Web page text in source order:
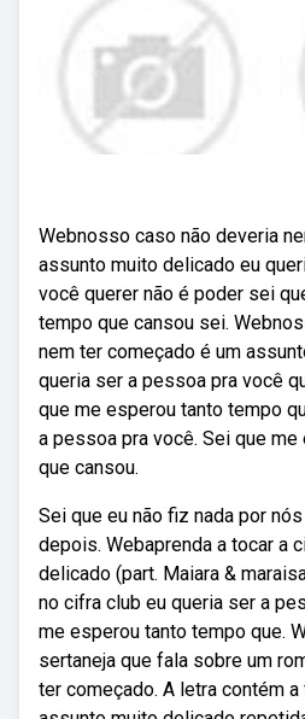
Webnosso caso não deveria
assunto muito delicado eu
você querer não é poder sei
tempo que cansou sei.
nem ter começado é um
queria ser a pessoa pra você
que me esperou tanto tempo
a pessoa pra você. Sei que
que cansou.
Sei que eu não fiz nada por
depois. Webaprenda a tocar a
delicado (part. Maiara &
no cifra club eu queria ser a
me esperou tanto tempo que.
sertaneja que fala sobre um
ter começado. A letra contém